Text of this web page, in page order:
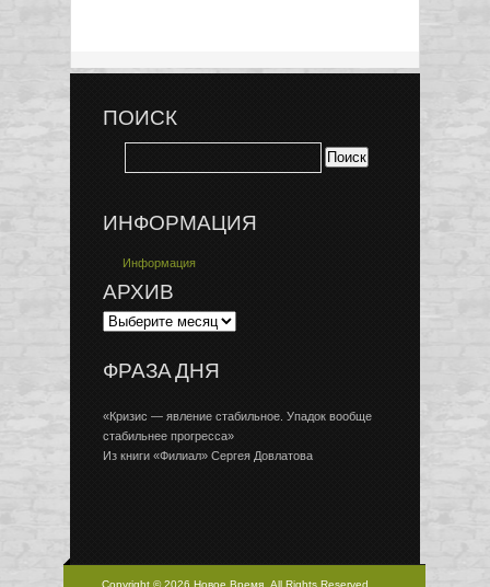
ПОИСК
ИНФОРМАЦИЯ
Информация
АРХИВ
ФРАЗА ДНЯ
«Кризис — явление стабильное. Упадок вообще
стабильнее прогресса»
Из книги «Филиал» Сергея Довлатова
Copyright © 2026 Новое Время, All Rights Reserved.